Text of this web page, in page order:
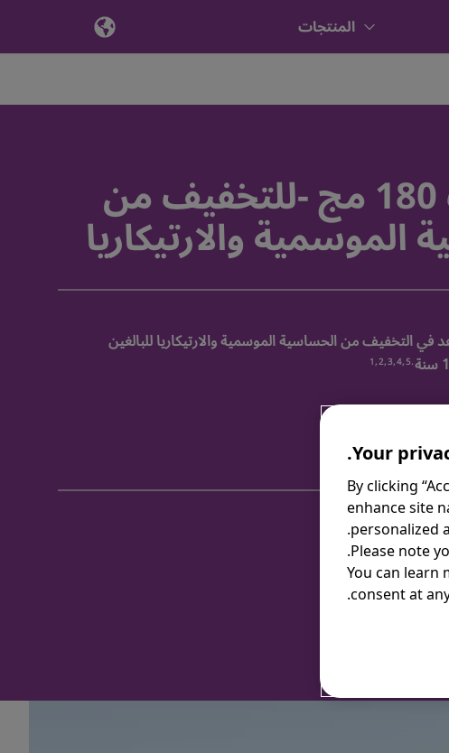
المنتجات
تلفاست 180 مج -للتخفيف من
والارتيكاريا
في التخفيف من الحساسية الموسمية والارتيكاريا للبالغين
.
1,2,3,4,5
Your
By clicking
enhance site
personalized
Please note
You can learn
consent at